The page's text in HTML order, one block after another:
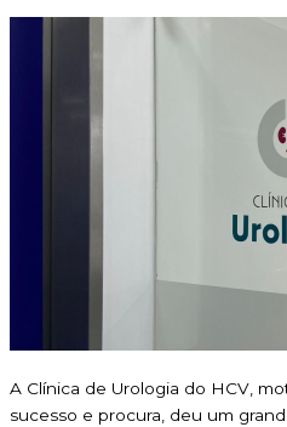
A Clínica de Urologia do HCV,
sucesso e procura, deu um